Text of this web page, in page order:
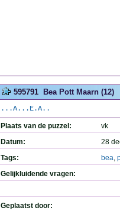
595791 Bea Pott Maarn (12)
...A...E.A..
Plaats van de puzzel:
vk
Datum:
28
Tags:
bea,
Gelijkluidende vragen:
Geplaatst door: